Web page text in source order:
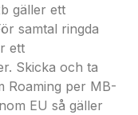
gäller ett
samtal ringda
ett
Skicka och ta
Roaming per MB-
EU så gäller